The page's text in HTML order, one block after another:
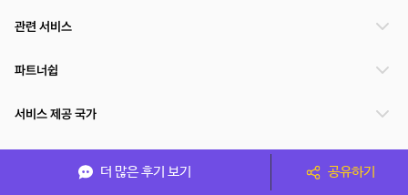
더 많은 후기 보기 공유하기
관련 서비스
파트너쉽
서비스 제공 국가
(주)NSPACE 사업자정보